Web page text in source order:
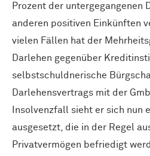
Prozent der untergegangenen
anderen positiven Einkünften
vielen Fällen hat der
Darlehen gegenüber
selbstschuldnerische
Darlehensvertrags mit der
Insolvenzfall sieht er sich nun
ausgesetzt, die in der Regel
Privatvermögen befriedigt